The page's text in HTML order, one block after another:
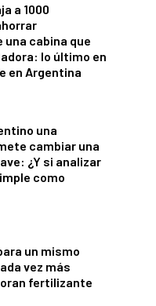
a 1000
cabina que
lo último en
en Argentina
una
cambiar una
¿Y si analizar
como
un mismo
vez más
fertilizante